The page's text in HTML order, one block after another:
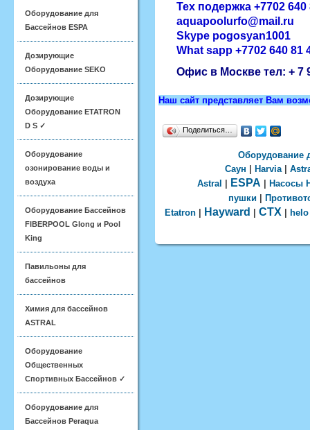
Оборудование для
Бассейнов ESPA
Дозирующие
Оборудование SEKO
Дозирующие
Оборудование ETATRON
D S ✓
Оборудование
озонирование воды и
воздуха
Оборудование Бассейнов
FIBERPOOL Glong и Pool
King
Павильоны для
бассейнов
Химия для бассейнов
ASTRAL
Оборудование
Общественных
Спортивных Бассейнов ✓
Оборудование для
Бассейнов Peraqua
Тех подержка +7702 640
aquapoolurfo@mail.ru
Skype pogosyan1001
What sapp +7702 640 81
Офис в Москве тел: + 7
Наш сайт представляет Вам
Поделиться…
Оборудование
Саун
Harvia|
Astral
ESPA Насосы
пушки
Etatron
Hayward CTX helo